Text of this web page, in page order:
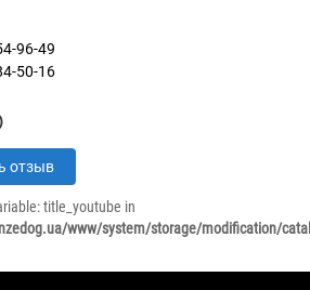
96-49
50-16
отзыв
title_youtube in
www/system/storage/modification/